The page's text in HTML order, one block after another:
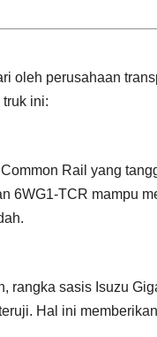
oleh perusahaan
ini:
Rail yang
6WG1-TCR mampu
rangka sasis Isuzu
Hal ini